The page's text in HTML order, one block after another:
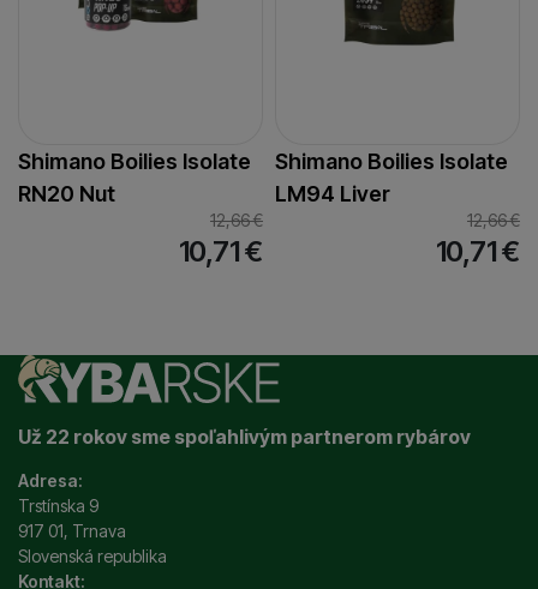
Shimano Boilies Isolate
RN20 Nut
12,66€
10,71€
Shimano Boilies Isolate
LM94 Liver
12,66€
10,71€
Už 22 rokov sme spoľahlivým partnerom rybárov
Adresa:
Trstínska 9
917 01, Trnava
Slovenská republika
Kontakt: